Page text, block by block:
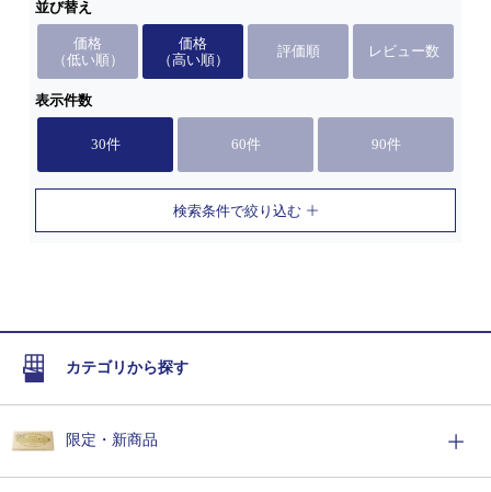
並び替え
価格
（低い順）
価格
（高い順）
評価順 レビュー数
表示件数
30件 60件 90件
検索条件で絞り込む
カテゴリから探す
限定・新商品